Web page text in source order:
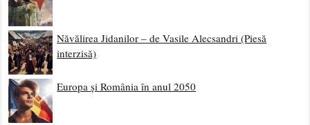
Năvălirea Jidanilor – de Vasile Alecsandri (Piesă
interzisă)
Europa și România în anul 2050